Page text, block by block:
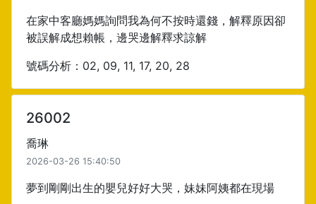
在家中客廳媽媽詢問我為何不按時還錢，解釋原因卻
被誤解成想賴帳，邊哭邊解釋求諒解
號碼分析：02, 09, 11, 17, 20, 28
26002
喬琳
2026-03-26 15:40:50
夢到剛剛出生的嬰兒好好大哭，妹妹阿姨都在現場